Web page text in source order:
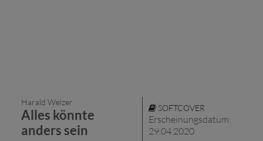
Harald Welzer
Alles könnte
anders sein
SOFTCOVER
Erscheinungsdatum:
29.04.2020